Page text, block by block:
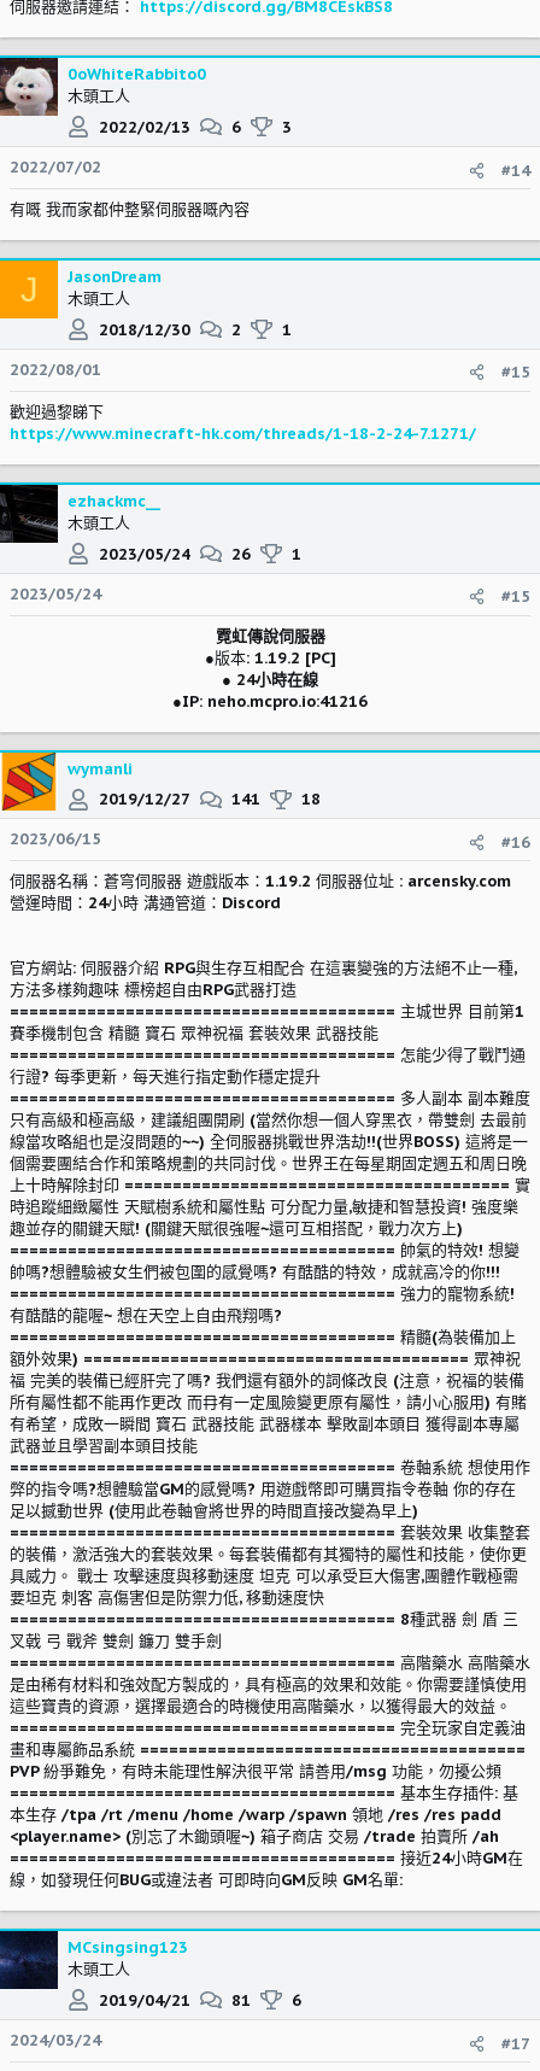
伺服器邀請連結： https://discord.gg/BM8CEskBS8
0oWhiteRabbito0
木頭工人
2022/02/13
6
3
2022/07/02
#14
有嘅 我而家都仲整緊伺服器嘅內容
J
JasonDream
木頭工人
2018/12/30
2
1
2022/08/01
#15
歡迎過黎睇下
https://www.minecraft-hk.com/threads/1-18-2-24-7.1271/
ezhackmc__
木頭工人
2023/05/24
26
1
2023/05/24
#15
霓虹傳說伺服器
●版本: 1.19.2 [PC]
● 24小時在線
●IP: neho.mcpro.io:41216
wymanli
2019/12/27
141
18
2023/06/15
#16
伺服器名稱：蒼穹伺服器 遊戲版本：1.19.2 伺服器位址 : arcensky.com
營運時間：24小時 溝通管道：Discord
官方網站: 伺服器介紹 RPG與生存互相配合 在這裏變強的方法絕不止一種,
方法多樣夠趣味 標榜超自由RPG武器打造
======================================== 主城世界 目前第1
賽季機制包含 精髓 寶石 眾神祝福 套裝效果 武器技能
======================================== 怎能少得了戰鬥通
行證? 每季更新，每天進行指定動作穩定提升
======================================== 多人副本 副本難度
只有高級和極高級，建議組團開刷 (當然你想一個人穿黑衣，帶雙劍 去最前
線當攻略組也是沒問題的~~) 全伺服器挑戰世界浩劫!!(世界BOSS) 這將是一
個需要團結合作和策略規劃的共同討伐。世界王在每星期固定週五和周日晚
上十時解除封印 ======================================== 實
時追蹤細緻屬性 天賦樹系統和屬性點 可分配力量,敏捷和智慧投資! 強度樂
趣並存的關鍵天賦! (關鍵天賦很強喔~還可互相搭配，戰力次方上)
======================================== 帥氣的特效! 想變
帥嗎?想體驗被女生們被包圍的感覺嗎? 有酷酷的特效，成就高冷的你!!!
======================================== 強力的寵物系統!
有酷酷的龍喔~ 想在天空上自由飛翔嗎?
======================================== 精髓(為裝備加上
額外效果) ======================================== 眾神祝
福 完美的裝備已經肝完了嗎? 我們還有額外的詞條改良 (注意，祝福的裝備
所有屬性都不能再作更改 而冄有一定風險變更原有屬性，請小心服用) 有賭
有希望，成敗一瞬間 寶石 武器技能 武器樣本 擊敗副本頭目 獲得副本專屬
武器並且學習副本頭目技能
======================================== 卷軸系統 想使用作
弊的指令嗎?想體驗當GM的感覺嗎? 用遊戲幣即可購買指令卷軸 你的存在
足以撼動世界 (使用此卷軸會將世界的時間直接改變為早上)
======================================== 套裝效果 收集整套
的裝備，激活強大的套裝效果。每套裝備都有其獨特的屬性和技能，使你更
具威力。 戰士 攻擊速度與移動速度 坦克 可以承受巨大傷害,團體作戰極需
要坦克 刺客 高傷害但是防禦力低, 移動速度快
======================================== 8種武器 劍 盾 三
叉戟 弓 戰斧 雙劍 鐮刀 雙手劍
======================================== 高階藥水 高階藥水
是由稀有材料和強效配方製成的，具有極高的效果和效能。你需要謹慎使用
這些寶貴的資源，選擇最適合的時機使用高階藥水，以獲得最大的效益。
======================================== 完全玩家自定義油
畫和專屬飾品系統 ========================================
PVP 紛爭難免，有時未能理性解決很平常 請善用/msg 功能，勿擾公頻
======================================== 基本生存插件: 基
本生存 /tpa /rt /menu /home /warp /spawn 領地 /res /res padd
<player.name> (別忘了木鋤頭喔~) 箱子商店 交易 /trade 拍賣所 /ah
======================================== 接近24小時GM在
線，如發現任何BUG或違法者 可即時向GM反映 GM名單:
MCsingsing123
木頭工人
2019/04/21
81
6
2024/03/24
#17